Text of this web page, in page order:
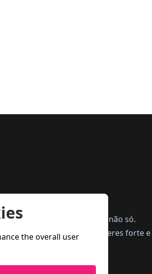
no mundo do gaming, mas não só.
de fitness para te manteres forte e
the overall user